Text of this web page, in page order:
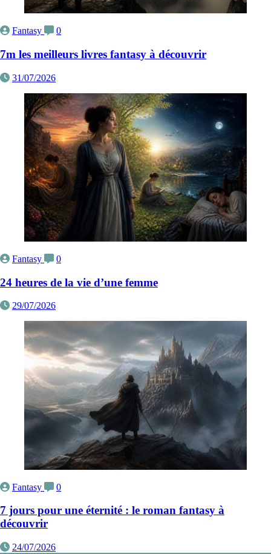
Fantasy 0
7m les meilleurs livres fantasy à découvrir
31/07/2026
Fantasy 0
24 heures de la vie d’une femme
29/07/2026
Fantasy 0
7 jours pour une éternité : le roman fantasy à
découvrir
24/07/2026